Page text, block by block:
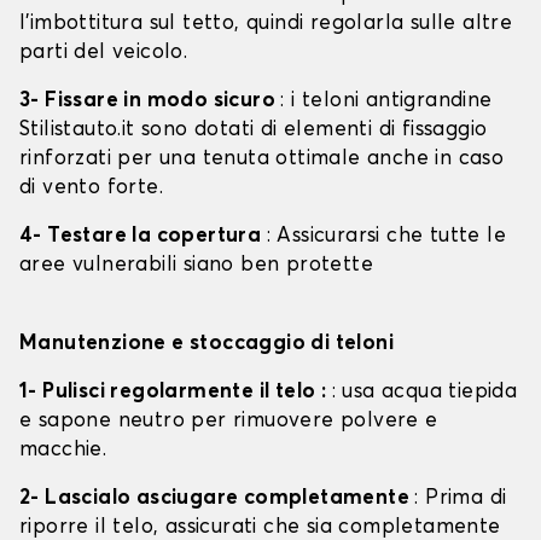
l'imbottitura sul tetto, quindi regolarla sulle altre
parti del veicolo.
3- Fissare in modo sicuro: i teloni antigrandine
Stilistauto.it sono dotati di elementi di fissaggio
rinforzati per una tenuta ottimale anche in caso
di vento forte.
4- Testare la copertura : Assicurarsi che tutte le
aree vulnerabili siano ben protette
Manutenzione e stoccaggio di teloni
1- Pulisci regolarmente il telo : : usa acqua tiepida
e sapone neutro per rimuovere polvere e
macchie.
2- Lascialo asciugare completamente: Prima di
riporre il telo, assicurati che sia completamente